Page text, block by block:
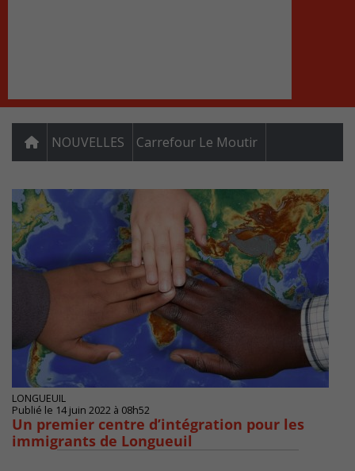
NOUVELLES Carrefour Le Moutir
LONGUEUIL
Publié le 14 juin 2022 à 08h52
Un premier centre d’intégration pour les
immigrants de Longueuil